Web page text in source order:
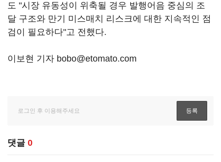
도 "시장 유동성이 위축될 경우 발행어음 중심의 조
달 구조와 만기 미스매치 리스크에 대한 지속적인 점
검이 필요하다"고 전했다.
이보현 기자 bobo@etomato.com
댓글 0